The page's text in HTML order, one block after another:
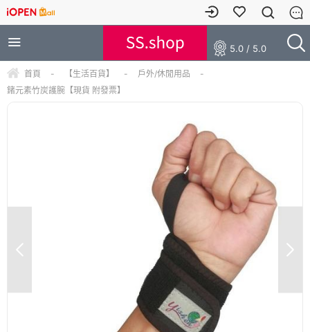
5.0 / 5.0
首頁 - 【生活百貨】 - 戶外/休閒用品
-
鍺元素竹炭護腕【現貨 附發票】